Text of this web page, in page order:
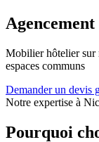
Mobilier hôtelier sur
espaces communs
Demander un devis
Notre expertise à
Pourquoi